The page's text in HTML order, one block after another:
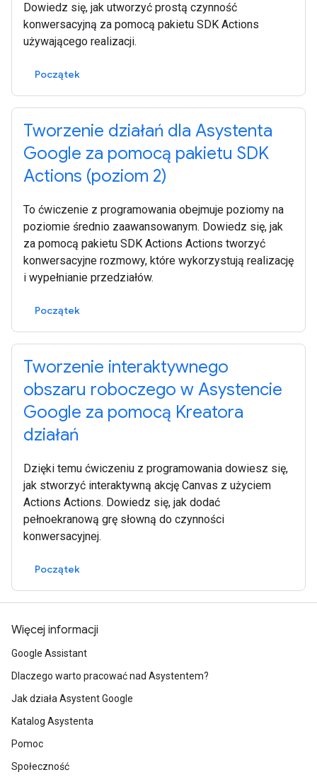
Dowiedz się, jak utworzyć prostą czynność
konwersacyjną za pomocą pakietu SDK Actions
używającego realizacji.
Początek
Tworzenie działań dla Asystenta
Google za pomocą pakietu SDK
Actions (poziom 2)
To ćwiczenie z programowania obejmuje poziomy na
poziomie średnio zaawansowanym. Dowiedz się, jak
za pomocą pakietu SDK Actions Actions tworzyć
konwersacyjne rozmowy, które wykorzystują realizację
i wypełnianie przedziałów.
Początek
Tworzenie interaktywnego
obszaru roboczego w Asystencie
Google za pomocą Kreatora
działań
Dzięki temu ćwiczeniu z programowania dowiesz się,
jak stworzyć interaktywną akcję Canvas z użyciem
Actions Actions. Dowiedz się, jak dodać
pełnoekranową grę słowną do czynności
konwersacyjnej.
Początek
Więcej informacji
Google Assistant
Dlaczego warto pracować nad Asystentem?
Jak działa Asystent Google
Katalog Asystenta
Pomoc
Społeczność